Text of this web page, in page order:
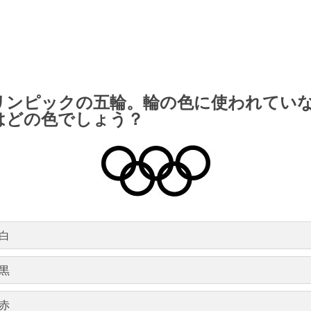
ンピックの五輪。輪の色に使われてい
どの色でしょう？